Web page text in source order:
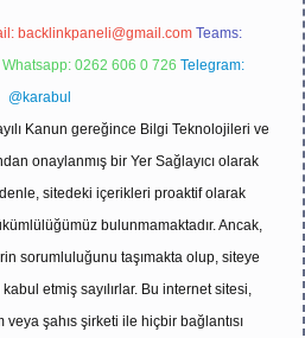
backlinkpaneli@gmail.com Teams:
Whatsapp: 0262 606 0 726 Telegram:
@karabul
Kanun gereğince Bilgi Teknolojileri ve
onaylanmış bir Yer Sağlayıcı olarak
sitedeki içerikleri proaktif olarak
bulunmamaktadır. Ancak,
sorumluluğunu taşımakta olup, siteye
etmiş sayılırlar. Bu internet sitesi,
şahıs şirketi ile hiçbir bağlantısı